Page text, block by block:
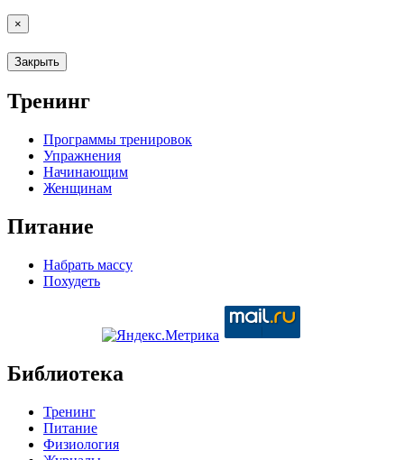
×
Закрыть
Тренинг
Программы тренировок
Упражнения
Начинающим
Женщинам
Питание
Набрать массу
Похудеть
Библиотека
Тренинг
Питание
Физиология